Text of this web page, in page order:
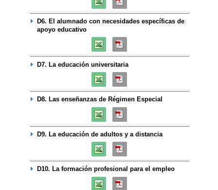
D6. El alumnado con necesidades específicas de
apoyo educativo
D7. La educación universitaria
D8. Las enseñanzas de Régimen Especial
D9. La educación de adultos y a distancia
D10. La formación profesional para el empleo